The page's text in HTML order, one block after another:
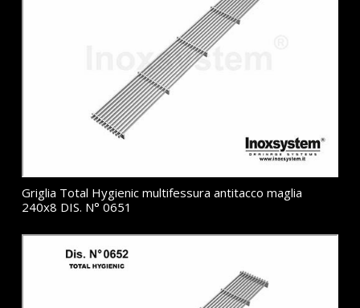
Griglia Total Hygienic multifessura antitacco maglia
240x8 DIS. N° 0651